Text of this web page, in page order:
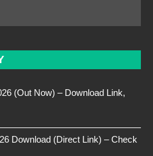
(Out Now) – Download Link,
Download (Direct Link) – Check